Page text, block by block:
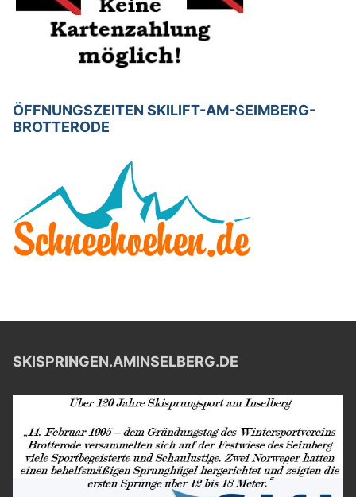
ÖFFNUNGSZEITEN SKILIFT-AM-SEIMBERG-
BROTTERODE
SKISPRINGEN.AMINSELBERG.DE